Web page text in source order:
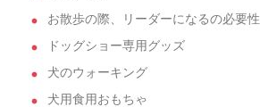
お散歩の際、リーダーになるの必要性
ドッグショー専用グッズ
犬のウォーキング
犬用食用おもちゃ